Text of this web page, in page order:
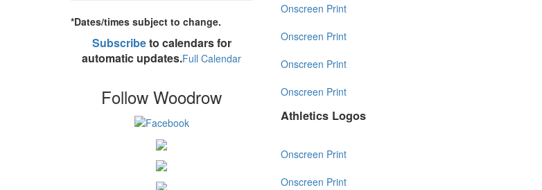
Onscreen Print
Onscreen Print
Onscreen Print
Onscreen Print
Athletics Logos
Onscreen Print
Onscreen Print
*Dates/times subject to change.
Subscribeto calendars for
automatic updates.Full Calendar
Follow Woodrow